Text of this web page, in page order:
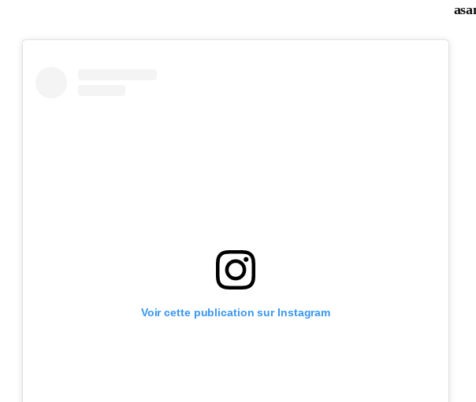
Voir cette publication sur Instagram